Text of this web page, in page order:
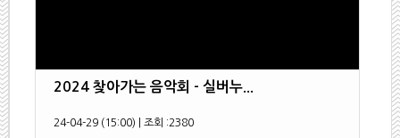
2024 찾아가는 음악회 - 실버누...
24-04-29 (15:00) 조회 :2380